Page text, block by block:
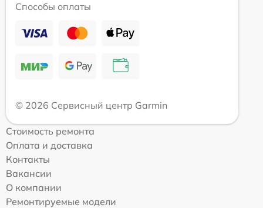
Способы оплаты
© 2026 Сервисный центр Garmin
Стоимость ремонта
Оплата и доставка
Контакты
Вакансии
О компании
Ремонтируемые модели